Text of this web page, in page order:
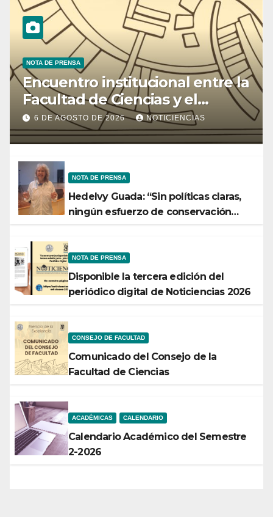
NOTA DE PRENSA
Encuentro institucional entre la
Facultad de Ciencias y el
Ministerio de Ciencia y
Tecnología
6 DE AGOSTO DE 2026 NOTICIENCIAS
NOTA DE PRENSA
Hedelvy Guada: “Sin políticas claras,
ningún esfuerzo de conservación
NOTA DE PRENSA
Disponible la tercera edición del
periódico digital de Noticiencias 2026
CONSEJO DE FACULTAD
Comunicado del Consejo de la
Facultad de Ciencias
ACADÉMICAS CALENDARIO
Calendario Académico del Semestre
2-2026